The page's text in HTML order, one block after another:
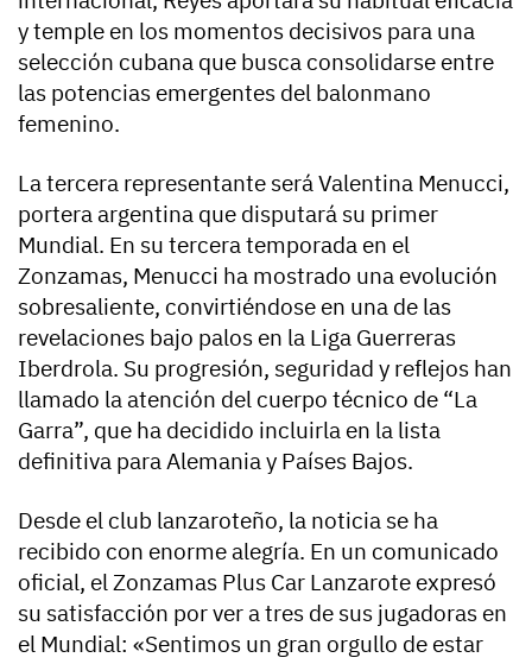
y temple en los momentos decisivos para una
selección cubana que busca consolidarse entre
las potencias emergentes del balonmano
femenino.
La tercera representante será Valentina Menucci,
portera argentina que disputará su primer
Mundial. En su tercera temporada en el
Zonzamas, Menucci ha mostrado una evolución
sobresaliente, convirtiéndose en una de las
revelaciones bajo palos en la Liga Guerreras
Iberdrola. Su progresión, seguridad y reflejos han
llamado la atención del cuerpo técnico de “La
Garra”, que ha decidido incluirla en la lista
definitiva para Alemania y Países Bajos.
Desde el club lanzaroteño, la noticia se ha
recibido con enorme alegría. En un comunicado
oficial, el Zonzamas Plus Car Lanzarote expresó
su satisfacción por ver a tres de sus jugadoras en
el Mundial: «Sentimos un gran orgullo de estar